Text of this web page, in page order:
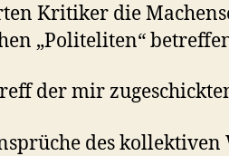
Kritiker die
„Politeliten“
der mir
des